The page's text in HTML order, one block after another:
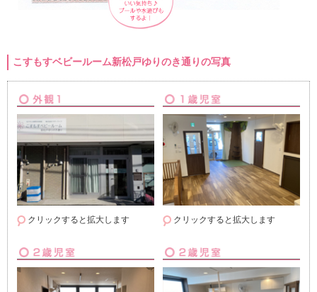
こすもすベビールーム新松戸ゆりのき通りの写真
クリックすると拡大します クリックすると拡大します